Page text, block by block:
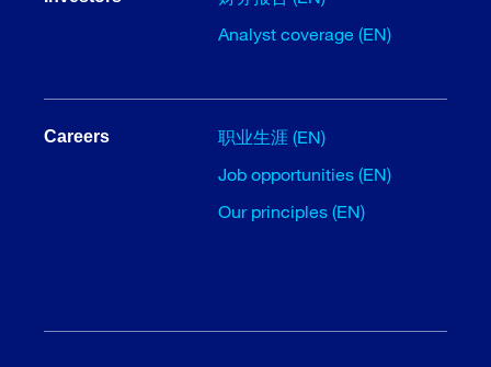
Analyst coverage (EN)
Careers
职业生涯 (EN)
Job opportunities (EN)
Our principles (EN)